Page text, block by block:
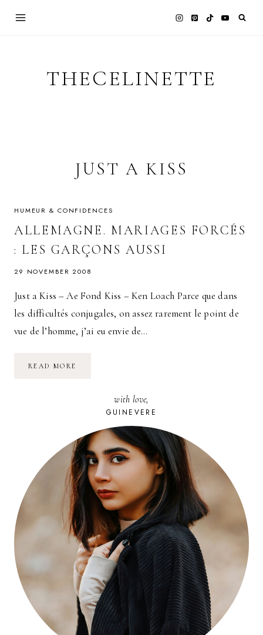
THECELINETTE
JUST A KISS
HUMEUR & CONFIDENCES
ALLEMAGNE. MARIAGES FORCÉS
: LES GARÇONS AUSSI
29 NOVEMBER 2008
Just a Kiss – Ae Fond Kiss – Ken Loach Parce que dans
les difficultés conjugales, on assez rarement le point de
vue de l’homme, j’ai eu envie de…
READ MORE
with love,
GUINEVERE